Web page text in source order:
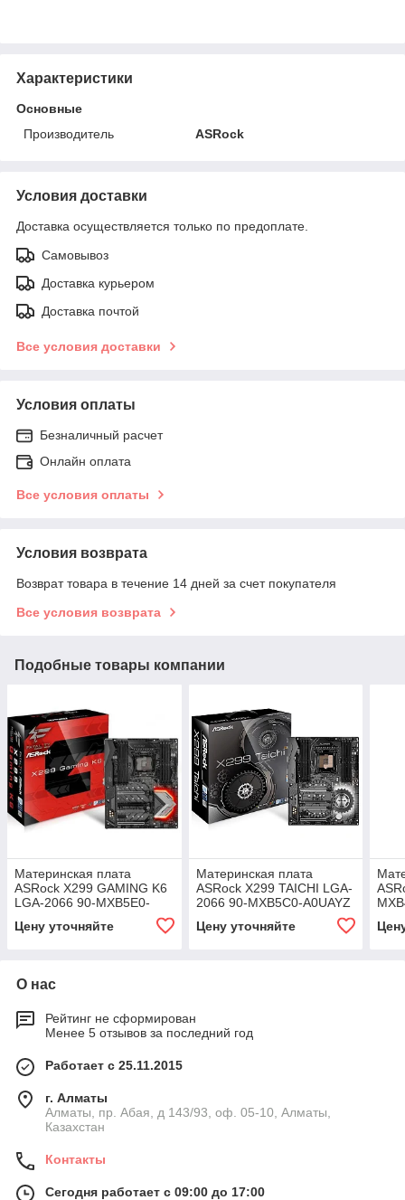
Характеристики
Основные
Производитель
ASRock
Условия доставки
Доставка осуществляется только по предоплате.
Самовывоз
Доставка курьером
Доставка почтой
Все условия доставки
Условия оплаты
Безналичный расчет
Онлайн оплата
Все условия оплаты
Условия возврата
Возврат товара в течение 14 дней за счет покупателя
Все условия возврата
Подобные товары компании
Материнская плата
ASRock X299 GAMING K6
LGA-2066 90-MXB5E0-
Цену уточняйте
Материнская плата
ASRock X299 TAICHI LGA-
2066 90-MXB5C0-A0UAYZ
Цену уточняйте
О нас
Рейтинг не сформирован
Менее 5 отзывов за последний год
Работает с 25.11.2015
г. Алматы
Алматы, пр. Абая, д 143/93, оф. 05-10, Алматы,
Казахстан
Контакты
Сегодня работает с 09:00 до 17:00